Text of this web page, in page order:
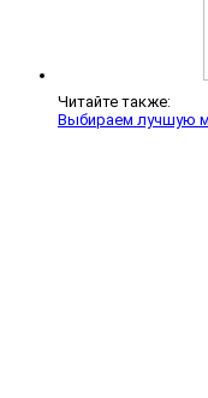
Читайте также:
Выбираем лучшую